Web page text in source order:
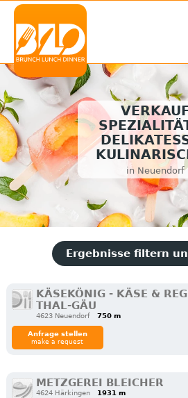
in Neuendorf
Ergebnisse filtern
KÄSEKÖNIG - KÄSE &
THAL-GÄU
4623 Neuendorf 750 m
Anfrage stellen
make a request
METZGEREI BLEICHER
4624 Härkingen 1931 m